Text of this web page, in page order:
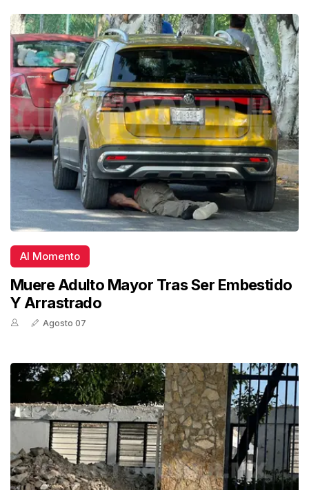
Al Momento
Muere Adulto Mayor Tras Ser Embestido
Y Arrastrado
Agosto 07